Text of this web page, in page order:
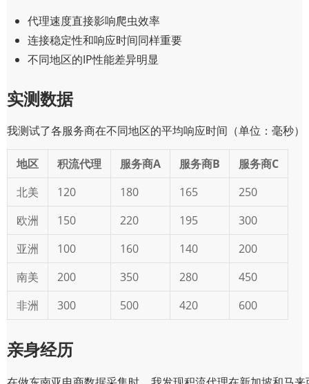
代理速度直接影响爬虫效率
连接稳定性和响应时间同样重要
不同地区的IP性能差异明显
实测数据
我测试了各服务商在不同地区的平均响应时间（单位：毫秒）
地区 积流代理 服务商A 服务商B
服务商C
北美
120 180 165
250
欧洲
150 220 195
300
亚洲
100 160 140
200
南美
200 350 280
450
非洲
300 500 420 600
亲身经历